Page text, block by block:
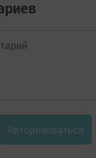
Авторизоваться